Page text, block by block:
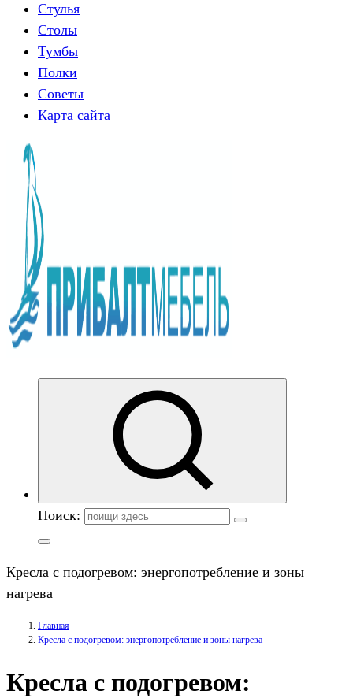
Стулья
Столы
Тумбы
Полки
Советы
Карта сайта
Поиск:
Кресла с подогревом: энергопотребление и зоны
нагрева
Главная
Кресла с подогревом: энергопотребление и зоны нагрева
Кресла с подогревом: